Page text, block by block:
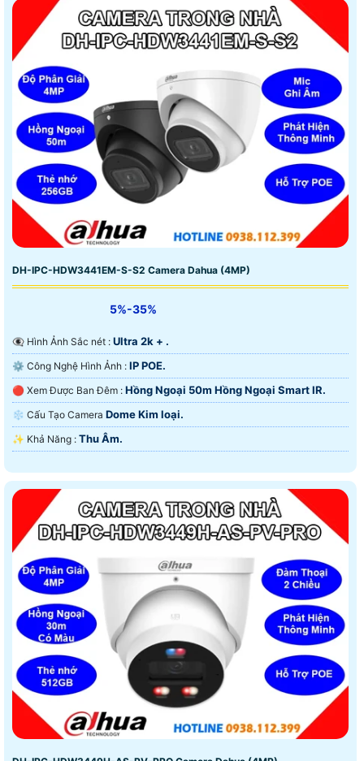
DH-IPC-HDW3441EM-S-S2 Camera Dahua (4MP)
5%-35%
👁️‍🗨 Hình Ảnh Sắc nét : Ultra 2k + .
⚙ Công Nghệ Hình Ảnh : IP POE.
🔴 Xem Được Ban Đêm : Hồng Ngoại 50m Hồng Ngoại Smart IR.
❄ Cấu Tạo Camera Dome Kim loại.
️✨ Khả Năng : Thu Âm.